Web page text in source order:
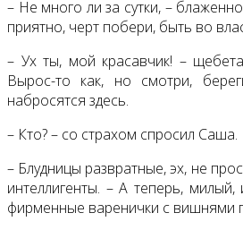
– Не много ли за сутки, –
приятно, черт побери, быть во
– Ух ты, мой красавчик! –
Вырос-то как, но смотри,
набросятся здесь.
– Кто? – со страхом спросил Саша.
– Блудницы развратные, эх, не
интеллигенты. – А теперь,
фирменные варенички с вишнями